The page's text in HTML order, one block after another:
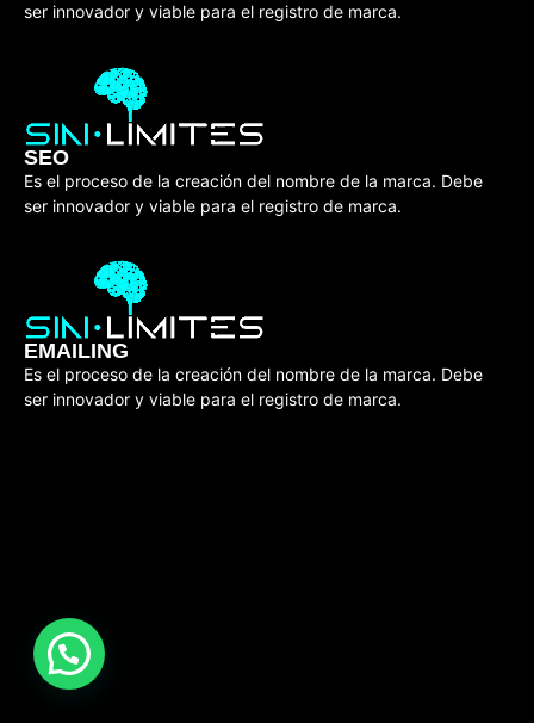
ser innovador y viable para el registro de marca.
SEO
Es el proceso de la creación del nombre de la marca. Debe
ser innovador y viable para el registro de marca.
EMAILING
Es el proceso de la creación del nombre de la marca. Debe
ser innovador y viable para el registro de marca.